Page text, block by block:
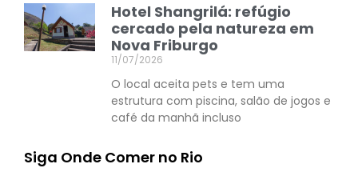
Hotel Shangrilá: refúgio
cercado pela natureza em
Nova Friburgo
11/07/2026
O local aceita pets e tem uma
estrutura com piscina, salão de jogos e
café da manhã incluso
Siga Onde Comer no Rio